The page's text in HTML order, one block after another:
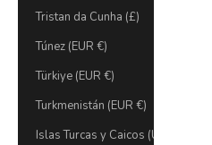
Tristan da Cunha (£)
Túnez (EUR €)
Türkiye (EUR €)
Turkmenistán (EUR €)
Islas Turcas y Caicos (USD $)